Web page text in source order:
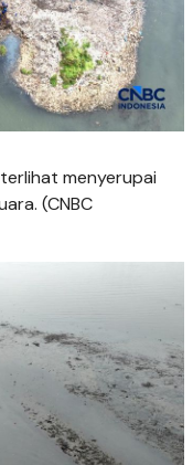
menyerupai
(CNBC